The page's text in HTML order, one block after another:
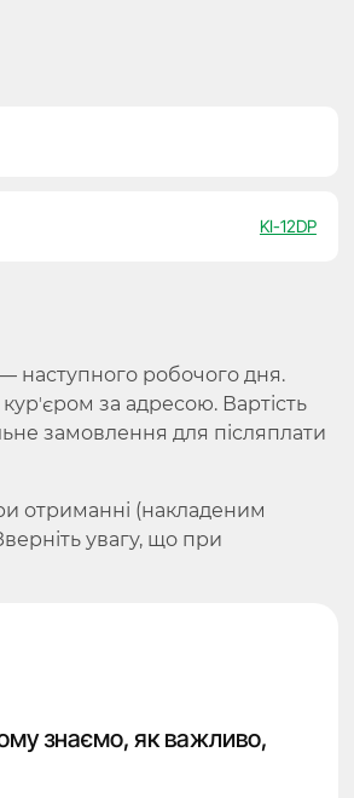
KI-12DP
наступного робочого дня.
за адресою. Вартість
замовлення для післяплати
отриманні (накладеним
увагу, що при
знаємо, як важливо,